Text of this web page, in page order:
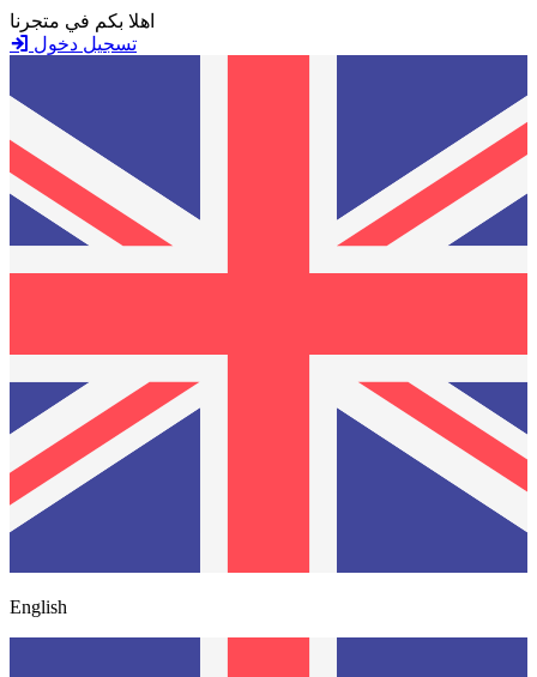
اهلا بكم في متجرنا
تسجيل دخول
English